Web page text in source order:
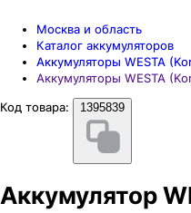
Москва и область
Каталог аккумуляторов
Аккумуляторы WESTA
Аккумуляторы WESTA
Код товара:
1395839
Аккумулятор